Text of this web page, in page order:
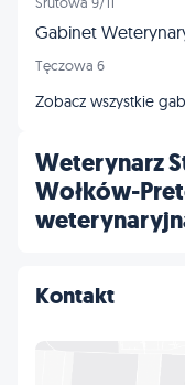
Weterynarz
Wołków-
Kontakt
Tęczowa 6
Zobacz wszystkie